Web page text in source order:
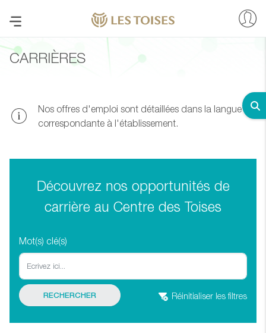
CARRIÈRES
Nos offres d'emploi sont détaillées dans la langue
correspondante à l'établissement.
Découvrez nos opportunités de
carrière au Centre des Toises
Mot(s) clé(s)
Réinitialiser les filtres